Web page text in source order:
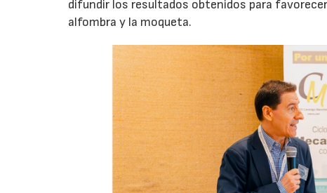
difundir los resultados obtenidos para
alfombra y la moqueta.